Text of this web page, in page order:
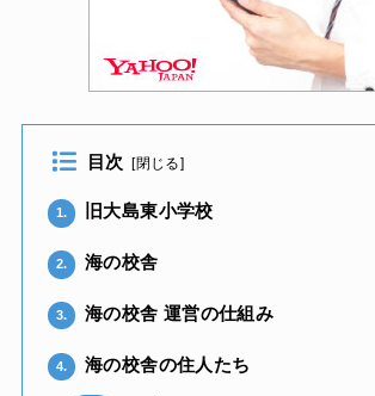
目次 [閉じる]
1. 旧大島東小学校
2. 海の校舎
3. 海の校舎 運営の仕組み
4. 海の校舎の住人たち